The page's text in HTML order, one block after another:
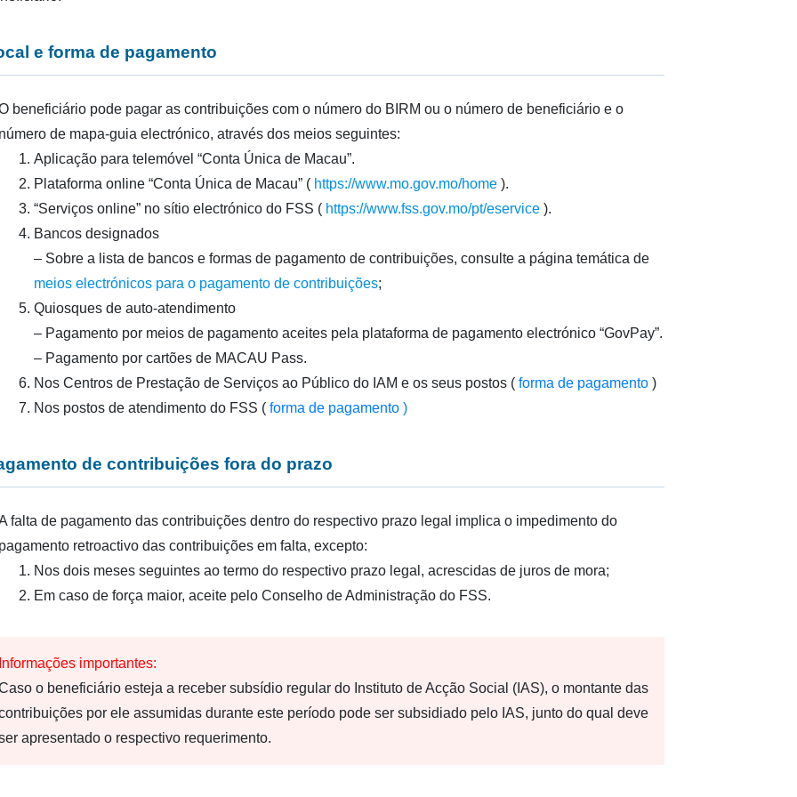
e forma de pagamento
beneficiário pode pagar as contribuições com o número do BIRM ou o número de beneficiário e o
de mapa-guia electrónico, através dos meios seguintes:
Aplicação para telemóvel “Conta Única de Macau”.
Plataforma online “Conta Única de Macau” ( https://www.mo.gov.mo/home).
“Serviços online” no sítio electrónico do FSS ( https://www.fss.gov.mo/pt/eservice).
Bancos designados
– Sobre a lista de bancos e formas de pagamento de contribuições, consulte a página temática de
meios electrónicos para o pagamento de contribuições;
Quiosques de auto-atendimento
– Pagamento por meios de pagamento aceites pela plataforma de pagamento electrónico “GovPay”.
– Pagamento por cartões de MACAU Pass.
Nos Centros de Prestação de Serviços ao Público do IAM e os seus postos (forma de pagamento)
Nos postos de atendimento do FSS (forma de pagamento )
de contribuições fora do prazo
falta de pagamento das contribuições dentro do respectivo prazo legal implica o impedimento do
retroactivo das contribuições em falta, excepto:
Nos dois meses seguintes ao termo do respectivo prazo legal, acrescidas de juros de mora;
Em caso de força maior, aceite pelo Conselho de Administração do FSS.
importantes:
o beneficiário esteja a receber subsídio regular do Instituto de Acção Social (IAS), o montante das
por ele assumidas durante este período pode ser subsidiado pelo IAS, junto do qual deve
apresentado o respectivo requerimento.